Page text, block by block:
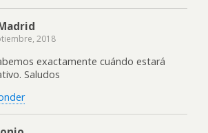
2018
exactamente cuándo estará
Saludos